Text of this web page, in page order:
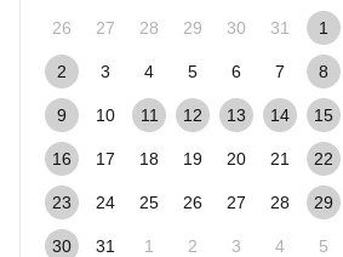
26 27 28 29 30 31 1
2 3 4 5 6 7 8
9 10 11 12 13 14 15
16 17 18 19 20 21 22
23 24 25 26 27 28 29
30 31 1 2 3 4 5